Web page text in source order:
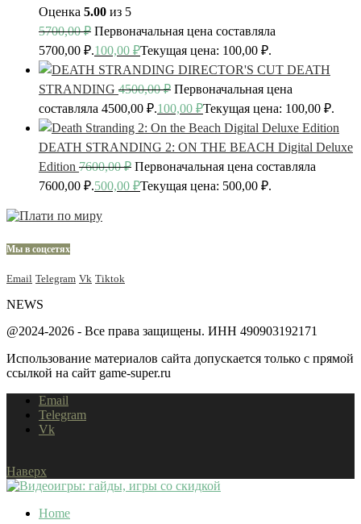
Оценка 5.00 из 5
5700,00₽ Первоначальная цена составляла
5700,00 ₽.100,00 ₽Текущая цена: 100,00 ₽.
DEATH
STRANDING 4500,00₽ Первоначальная цена
составляла 4500,00 ₽.100,00 ₽Текущая цена: 100,00 ₽.
DEATH STRANDING 2: ON THE BEACH Digital Deluxe
Edition 7600,00₽ Первоначальная цена составляла
7600,00 ₽.500,00 ₽Текущая цена: 500,00 ₽.
Мы в соцсетях
Email Telegram Vk Tiktok
NEWS
@2024-2026 - Все права защищены. ИНН 490903192171
Использование материалов сайта допускается только с прямой
ссылкой на сайт game-super.ru
Email
Telegram
Vk
Наверх
Home